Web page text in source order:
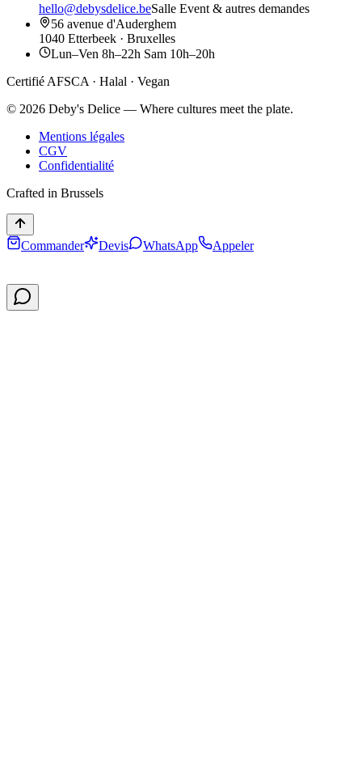
hello@debysdelice.beSalle Event & autres demandes
56 avenue d'Auderghem
1040 Etterbeek · Bruxelles
Lun–Ven 8h–22h Sam 10h–20h
Certifié AFSCA · Halal · Vegan
© 2026 Deby's Delice — Where cultures meet the plate.
Mentions légales
CGV
Confidentialité
Crafted in Brussels
Commander Devis WhatsApp Appeler